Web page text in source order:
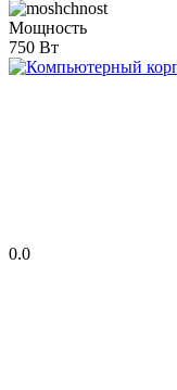
Мощность
750 Вт
0.0